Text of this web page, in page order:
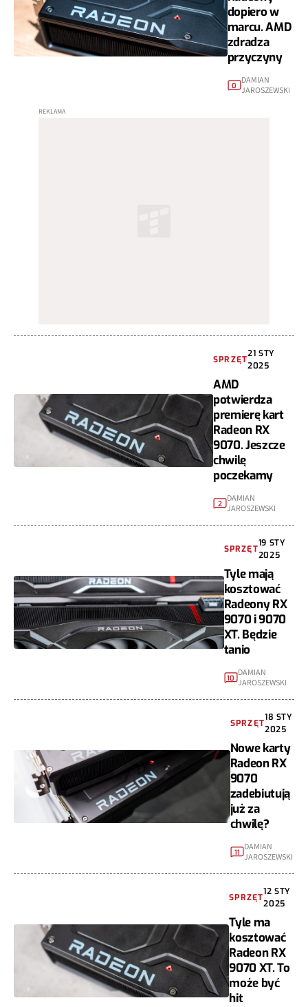
dopiero w
marcu. AMD
zdradza
przyczyny
0
DAMIAN
JAROSZEWSKI
SPRZĘT
21 STY
2025
AMD
potwierdza
premierę kart
Radeon RX
9070. Jeszcze
chwilę
poczekamy
2
DAMIAN
JAROSZEWSKI
SPRZĘT
19 STY
2025
Tyle mają
kosztować
Radeony RX
9070 i 9070
XT. Będzie
tanio
10 DAMIAN
JAROSZEWSKI
SPRZĘT
18 STY
2025
Nowe karty
Radeon RX
9070
zadebiutują
już za
chwilę?
11 DAMIAN
JAROSZEWSKI
SPRZĘT
12 STY
2025
Tyle ma
kosztować
Radeon RX
9070 XT. To
może być
hit